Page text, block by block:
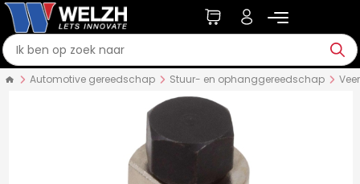
Automotive gereedschap Stuur- en ophanggereedschap